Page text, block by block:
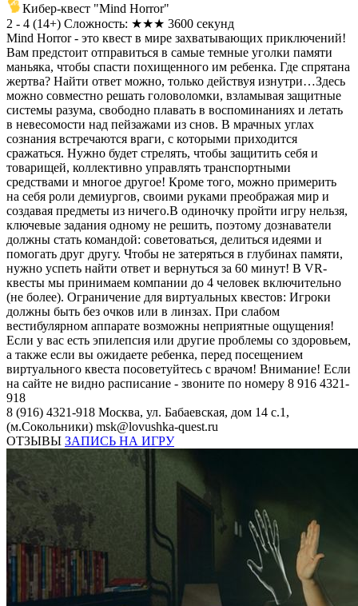
Кибер-квест "Mind Horror"
2 - 4 (14+) Сложность: ★★★ 3600 секунд
Mind Horror - это квест в мире захватывающих приключений!
Вам предстоит отправиться в самые темные уголки памяти
маньяка, чтобы спасти похищенного им ребенка. Где спрятана
жертва? Найти ответ можно, только действуя изнутри…Здесь
можно совместно решать головоломки, взламывая защитные
системы разума, свободно плавать в воспоминаниях и летать
в невесомости над пейзажами из снов. В мрачных углах
сознания встречаются враги, с которыми приходится
сражаться. Нужно будет стрелять, чтобы защитить себя и
товарищей, коллективно управлять транспортными
средствами и многое другое! Кроме того, можно примерить
на себя роли демиургов, своими руками преображая мир и
создавая предметы из ничего.В одиночку пройти игру нельзя,
ключевые задания одному не решить, поэтому дознаватели
должны стать командой: советоваться, делиться идеями и
помогать друг другу. Чтобы не затеряться в глубинах памяти,
нужно успеть найти ответ и вернуться за 60 минут! В VR-
квесты мы принимаем компании до 4 человек включительно
(не более). Ограничение для виртуальных квестов: Игроки
должны быть без очков или в линзах. При слабом
вестибулярном аппарате возможны неприятные ощущения!
Если у вас есть эпилепсия или другие проблемы со здоровьем,
а также если вы ожидаете ребенка, перед посещением
виртуального квеста посоветуйтесь с врачом! Внимание! Если
на сайте не видно расписание - звоните по номеру 8 916 4321-
918
8 (916) 4321-918 Москва, ул. Бабаевская, дом 14 с.1,
(м.Сокольники) msk@lovushka-quest.ru
ОТЗЫВЫ ЗАПИСЬ НА ИГРУ